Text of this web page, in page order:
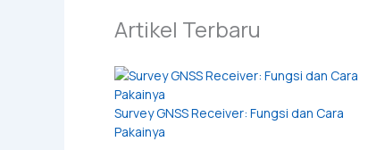
Artikel Terbaru
Survey GNSS Receiver: Fungsi dan Cara
Pakainya